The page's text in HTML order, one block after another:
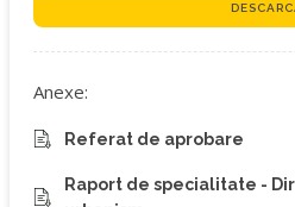
Anexe:
Referat de aprobare
Raport de specialitate -